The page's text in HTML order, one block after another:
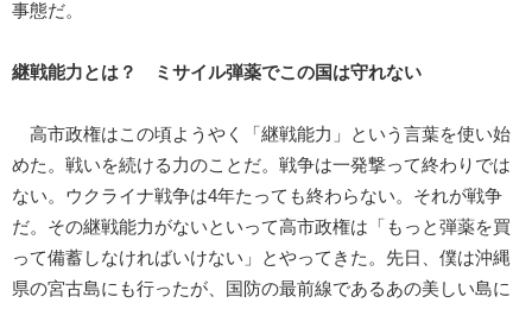
事態だ。
継戦能力とは？ ミサイル弾薬でこの国は守れない
高市政権はこの頃ようやく「継戦能力」という言葉を使い始
めた。戦いを続ける力のことだ。戦争は一発撃って終わりでは
ない。ウクライナ戦争は4年たっても終わらない。それが戦争
だ。その継戦能力がないといって高市政権は「もっと弾薬を買
って備蓄しなければいけない」とやってきた。先日、僕は沖縄
県の宮古島にも行ったが、国防の最前線であるあの美しい島に